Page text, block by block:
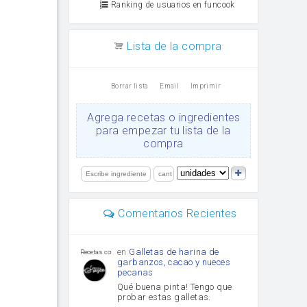
Ranking de usuarios en funcook
Lista de la compra
Borrar lista Email Imprimir
Agrega recetas o ingredientes
para empezar tu lista de la
compra
Comentarios Recientes
Recetas con sazon
en Galletas de harina de
garbanzos, cacao y nueces
pecanas
Qué buena pinta! Tengo que
probar estas galletas.